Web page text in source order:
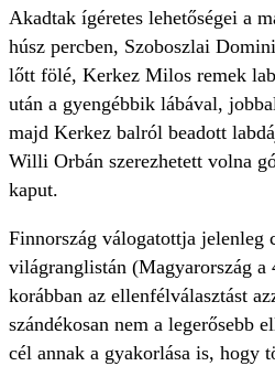
Akadtak ígéretes lehetőségei a
húsz percben, Szoboszlai
lőtt fölé, Kerkez Milos remek
után a gyengébbik lábával,
majd Kerkez balról beadott
Willi Orbán szerezhetett volna
kaput.
Finnország válogatottja jelenleg
világranglistán (Magyarország a
korábban az ellenfélválasztást
szándékosan nem a legerősebb
cél annak a gyakorlása is, hogy